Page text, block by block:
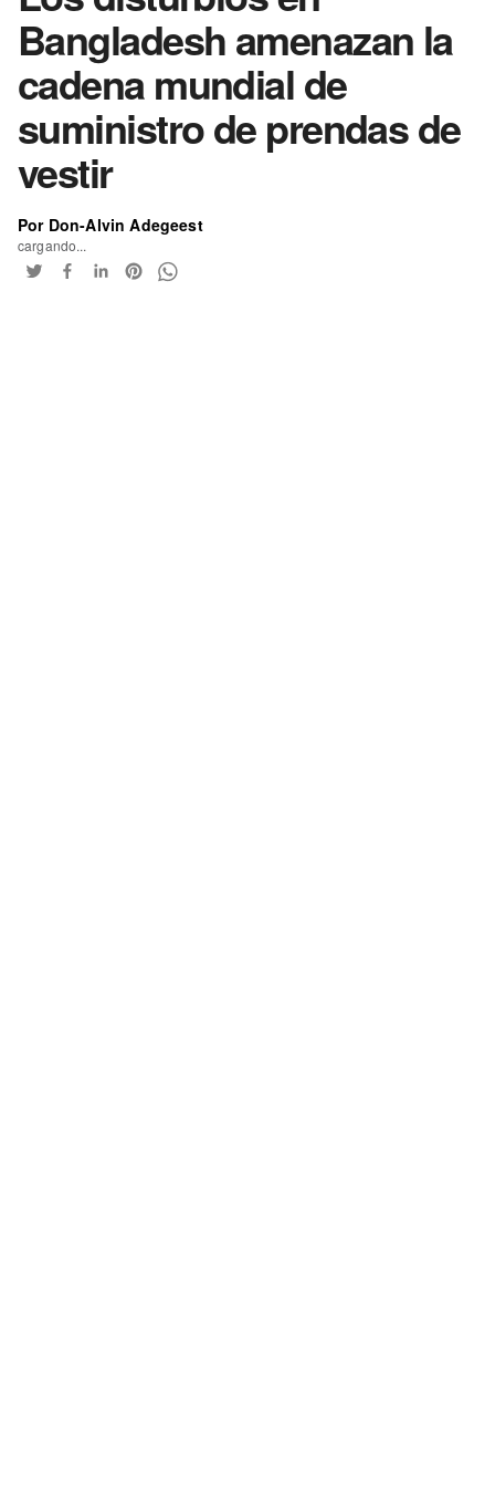
Bangladesh amenazan la
cadena mundial de
suministro de prendas de
vestir
Por Don-Alvin Adegeest
cargando...